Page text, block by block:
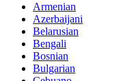
Armenian
Azerbaijani
Belarusian
Bengali
Bosnian
Bulgarian